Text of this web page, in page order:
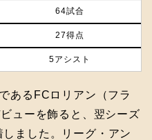
64試合
27得点
5アシスト
あるFCロリアン（フラ
ューを飾ると、翌シーズ
ました。リーグ・アン